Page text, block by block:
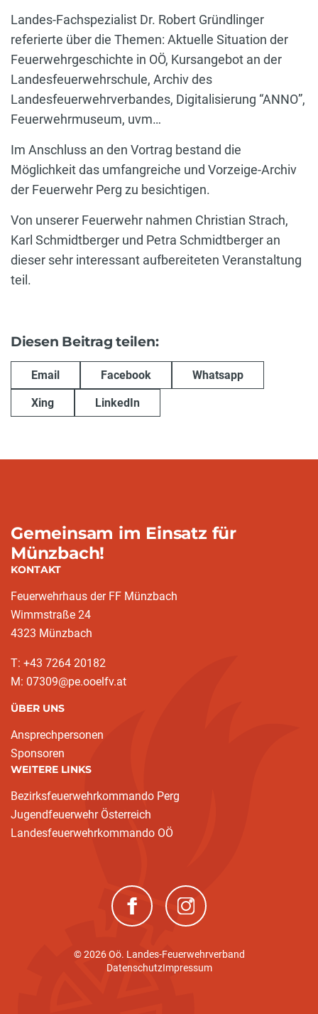
Landes-Fachspezialist Dr. Robert Gründlinger
referierte über die Themen: Aktuelle Situation der
Feuerwehrgeschichte in OÖ, Kursangebot an der
Landesfeuerwehrschule, Archiv des
Landesfeuerwehrverbandes, Digitalisierung “ANNO”,
Feuerwehrmuseum, uvm…
Im Anschluss an den Vortrag bestand die
Möglichkeit das umfangreiche und Vorzeige-Archiv
der Feuerwehr Perg zu besichtigen.
Von unserer Feuerwehr nahmen Christian Strach,
Karl Schmidtberger und Petra Schmidtberger an
dieser sehr interessant aufbereiteten Veranstaltung
teil.
Diesen Beitrag teilen:
Email Facebook Whatsapp
Xing LinkedIn
Gemeinsam im Einsatz für
Münzbach!
KONTAKT
Feuerwehrhaus der FF Münzbach
Wimmstraße 24
4323 Münzbach
T: +43 7264 20182
M: 07309@pe.ooelfv.at
ÜBER UNS
Ansprechpersonen
Sponsoren
WEITERE LINKS
Bezirksfeuerwehrkommando Perg
Jugendfeuerwehr Österreich
Landesfeuerwehrkommando OÖ
(neues Fenster)(neues Fenster)
© 2026 Oö. Landes-Feuerwehrverband
DatenschutzImpressum